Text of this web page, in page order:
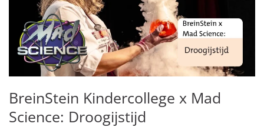
BreinStein Kindercollege x Mad
Science: Droogijstijd